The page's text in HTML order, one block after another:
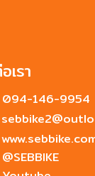
เรา
094-146-9954
@SEBBIKE